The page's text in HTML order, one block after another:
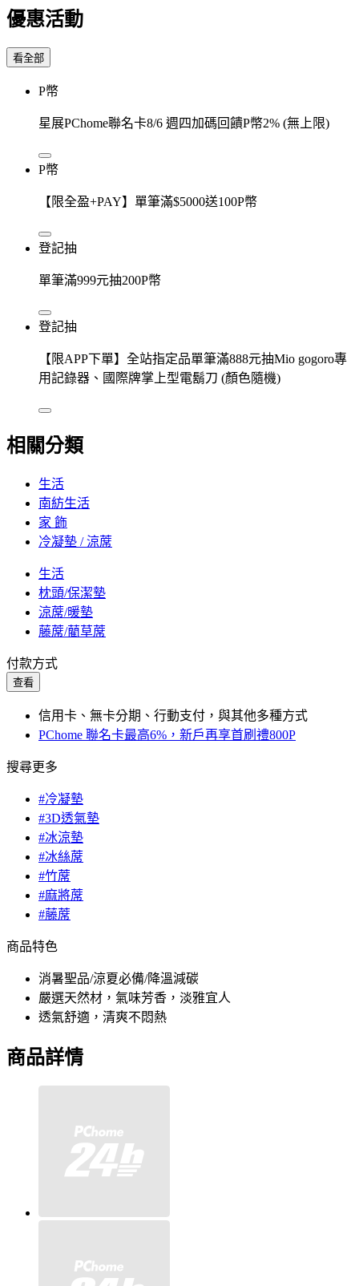
優惠活動
看全部
P幣
星展PChome聯名卡8/6 週四加碼回饋P幣2% (無上限)
P幣
【限全盈+PAY】單筆滿$5000送100P幣
登記抽
單筆滿999元抽200P幣
登記抽
【限APP下單】全站指定品單筆滿888元抽Mio gogoro專
用記錄器、國際牌掌上型電鬍刀 (顏色隨機)
相關分類
生活
南紡生活
家 飾
冷凝墊 / 涼蓆
生活
枕頭/保潔墊
涼蓆/暖墊
藤蓆/藺草蓆
付款方式
查看
信用卡、無卡分期、行動支付，與其他多種方式
PChome 聯名卡最高6%，新戶再享首刷禮800P
搜尋更多
#冷凝墊
#3D透氣墊
#冰涼墊
#冰絲蓆
#竹蓆
#麻將蓆
#藤蓆
商品特色
消暑聖品/涼夏必備/降溫減碳
嚴選天然材，氣味芳香，淡雅宜人
透氣舒適，清爽不悶熱
商品詳情